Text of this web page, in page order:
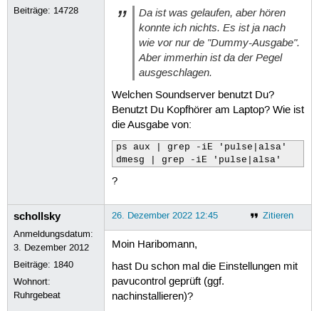
Beiträge: 14728
Da ist was gelaufen, aber hören
konnte ich nichts. Es ist ja nach
wie vor nur de "Dummy-Ausgabe".
Aber immerhin ist da der Pegel
ausgeschlagen.
Welchen Soundserver benutzt Du?
Benutzt Du Kopfhörer am Laptop? Wie ist
die Ausgabe von:
ps aux | grep -iE 'pulse|alsa'
dmesg | grep -iE 'pulse|alsa'
?
schollsky
Anmeldungsdatum:
3. Dezember 2012
Beiträge: 1840
Wohnort:
Ruhrgebeat
Zitieren
26. Dezember 2022 12:45
Moin Haribomann,
hast Du schon mal die Einstellungen mit
pavucontrol geprüft (ggf.
nachinstallieren)?